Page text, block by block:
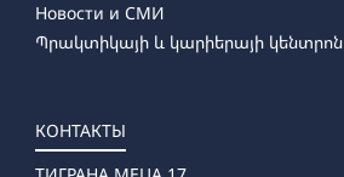
Новости и СМИ
Պրակտիկայի և կարիերայի կենտրոն
КОНТАКТЫ